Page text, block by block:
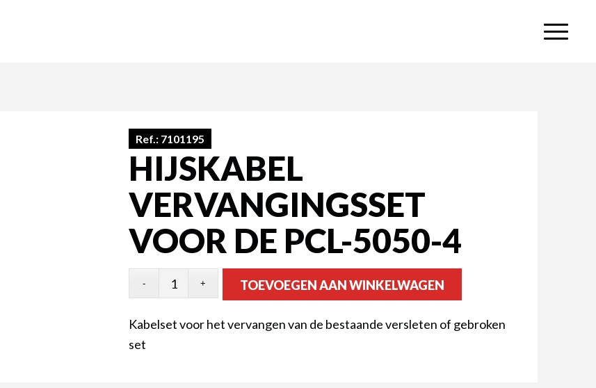
Ref.: 7101195
HIJSKABEL
VERVANGINGSSET
VOOR DE PCL-5050-4
TOEVOEGEN AAN WINKELWAGEN
Kabelset voor het vervangen van de bestaande versleten of gebroken
set